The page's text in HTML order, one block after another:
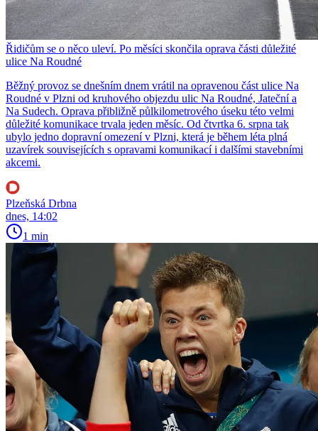
Řidičům se o něco uleví. Po měsíci skončila oprava části důležité
ulice Na Roudné
Běžný provoz se dnešním dnem vrátil na opravenou část ulice Na
Roudné v Plzni od kruhového objezdu ulic Na Roudné, Jateční a
Na Sudech. Oprava přibližně půlkilometrového úseku této velmi
důležité komunikace trvala jeden měsíc. Od čtvrtka 6. srpna tak
ubylo jedno dopravní omezení v Plzni, která je během léta plná
uzavírek souvisejících s opravami komunikací i dalšími stavebními
akcemi.
Plzeňská Drbna
dnes, 14:02
1 min